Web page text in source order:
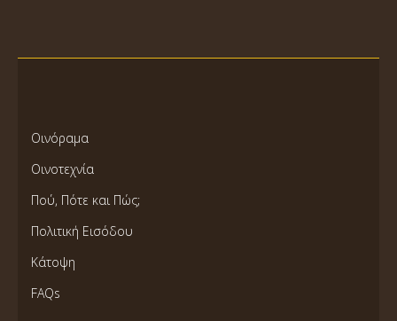
Οινόραμα
Οινοτεχνία
Πού, Πότε και Πώς;
Πολιτική Εισόδου
Κάτοψη
FAQs